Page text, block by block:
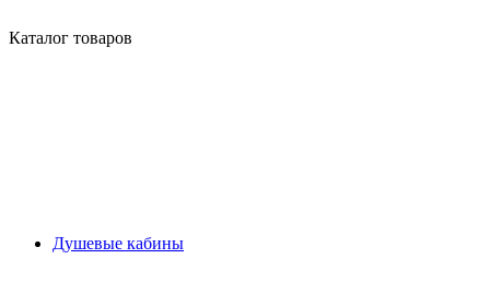
Каталог товаров
Душевые кабины